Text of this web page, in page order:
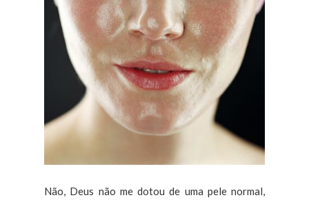
Não, Deus não me dotou de uma pele normal,